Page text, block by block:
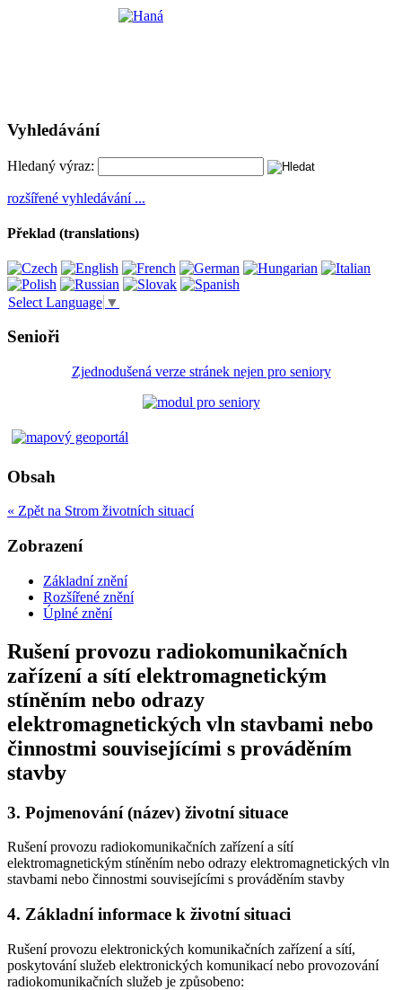
Vyhledávání
Hledaný výraz:
rozšířené vyhledávání ...
Překlad (translations)
Select Language ▼
Senioři
Zjednodušená verze stránek nejen pro seniory
Obsah
« Zpět na Strom životních situací
Zobrazení
Základní znění
Rozšířené znění
Úplné znění
Rušení provozu radiokomunikačních
zařízení a sítí elektromagnetickým
stíněním nebo odrazy
elektromagnetických vln stavbami nebo
činnostmi souvisejícími s prováděním
stavby
3. Pojmenování (název) životní situace
Rušení provozu radiokomunikačních zařízení a sítí
elektromagnetickým stíněním nebo odrazy elektromagnetických vln
stavbami nebo činnostmi souvisejícími s prováděním stavby
4. Základní informace k životní situaci
Rušení provozu elektronických komunikačních zařízení a sítí,
poskytování služeb elektronických komunikací nebo provozování
radiokomunikačních služeb je způsobeno: